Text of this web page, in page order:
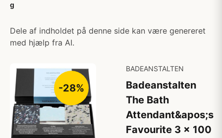
g
Dele af indholdet på denne side kan være genereret
med hjælp fra AI.
-28%
BADEANSTALTEN
Badeanstalten
The Bath
Attendant&apos;s
Favourite 3 x 100